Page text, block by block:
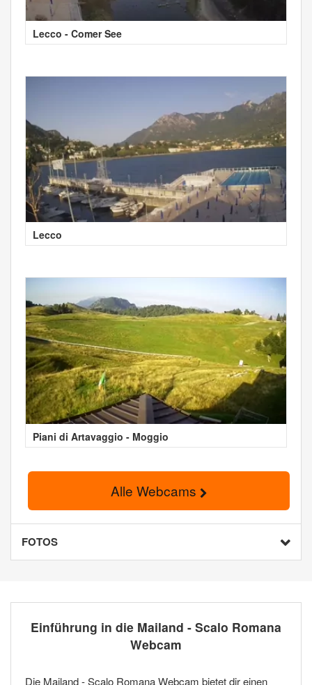
Lecco - Comer See
Lecco
Piani di Artavaggio - Moggio
Alle Webcams
FOTOS
Einführung in die Mailand - Scalo Romana
Webcam
Die Mailand - Scalo Romana Webcam bietet dir einen